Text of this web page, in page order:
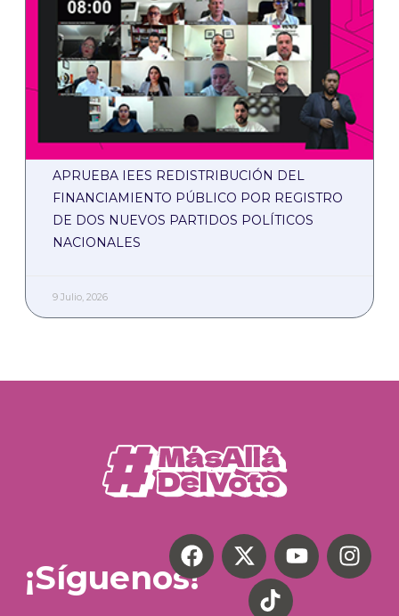
APRUEBA IEES REDISTRIBUCIÓN DEL
FINANCIAMIENTO PÚBLICO POR REGISTRO
DE DOS NUEVOS PARTIDOS POLÍTICOS
NACIONALES
9 Julio, 2026
¡Síguenos!